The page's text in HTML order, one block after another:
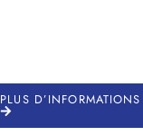
PLUS D’INFORMATIONS